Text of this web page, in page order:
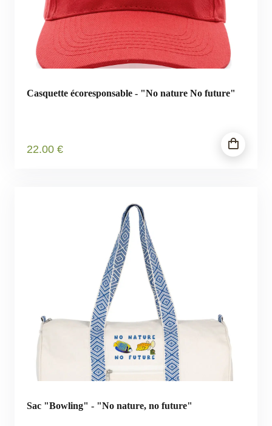
Casquette écoresponsable - "No nature No future"
22.00 €
Sac "Bowling" - "No nature, no future"